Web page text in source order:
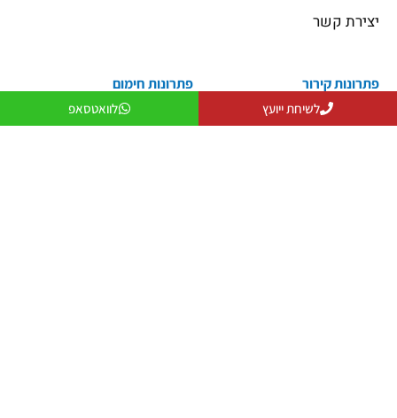
יצירת קשר
פתרונות קירור
פתרונות קירור
פתרונות חימום
פתרונות חימום
לשיחת ייועץ לוואטסאפ